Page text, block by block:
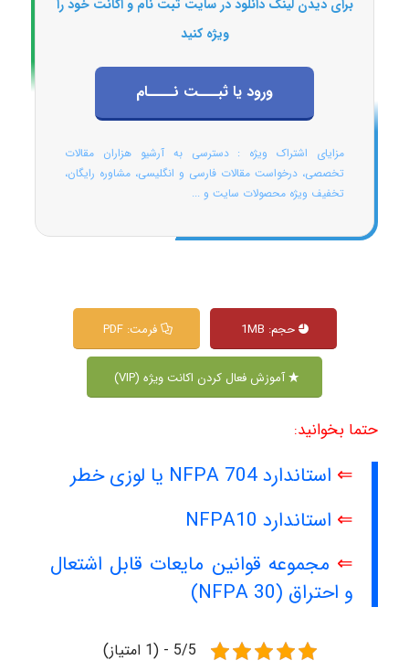
برای دیدن لینک دانلود در سایت ثبت نام و اکانت خود را
ویژه کنید
ورود یا ثبـــت نــــام
مزایای اشتراک ویژه : دسترسی به آرشیو هزاران مقالات
تخصصی، درخواست مقالات فارسی و انگلیسی، مشاوره رایگان،
تخفیف ویژه محصولات سایت و ...
حجم: 1MB فرمت: PDF
آموزش فعال کردن اکانت ویژه (VIP)
حتما بخوانید:
⇐ استاندارد NFPA 704 یا لوزی خطر
⇐ استاندارد NFPA10
⇐ مجموعه قوانین مایعات قابل اشتعال
و احتراق (NFPA 30)
5/5 - (1 امتیاز)